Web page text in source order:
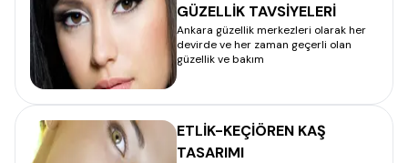
GÜZELLİK TAVSİYELERİ
Ankara güzellik merkezleri olarak her
devirde ve her zaman geçerli olan
güzellik ve bakım
ETLİK-KEÇİÖREN KAŞ
TASARIMI